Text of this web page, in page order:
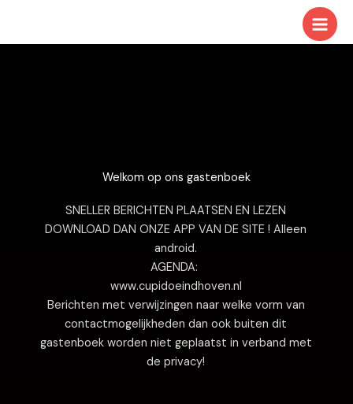
de
Welkom op ons gastenboek
SNELLER BERICHTEN PLAATSEN EN LEZEN
DOWNLOAD DAN ONZE APP VAN DE SITE ! Alleen
android.
AGENDA:
www.cupidoeindhoven.nl
Berichten met verwijzingen naar welke vorm van
contactmogelijkheden dan ook buiten dit
gastenboek worden niet geplaatst in verband met
de privacy!